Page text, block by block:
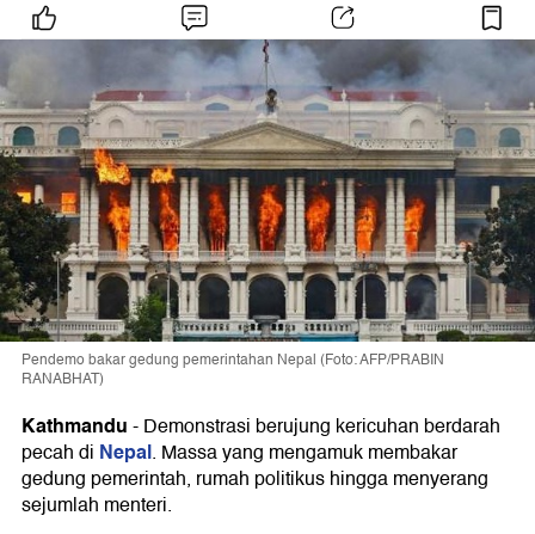
Pendemo bakar gedung pemerintahan Nepal (Foto: AFP/PRABIN
RANABHAT)
Kathmandu-Demonstrasi berujung kericuhan berdarah
pecah di Nepal. Massa yang mengamuk membakar
gedung pemerintah, rumah politikus hingga menyerang
sejumlah menteri.